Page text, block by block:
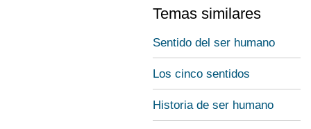
Temas similares
Sentido del ser humano
Los cinco sentidos
Historia de ser humano